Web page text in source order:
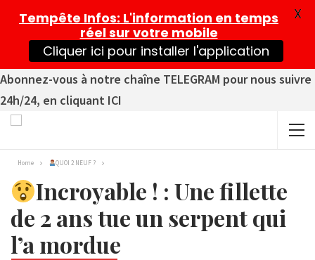
Abonnez-vous à notre chaîne TELEGRAM pour nous suivre
24h/24, en cliquant ICI
Home QUOI 2 NEUF ?
Incroyable ! : Une fillette
de 2 ans tue un serpent qui
l’a mordue
Tempête Infos: L'information en temps
réel sur votre mobile
Cliquer ici pour installer l'application
X